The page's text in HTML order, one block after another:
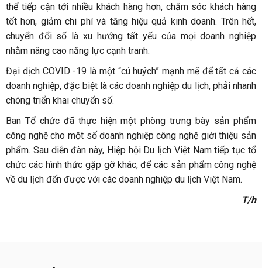
thể tiếp cận tới nhiều khách hàng hơn, chăm sóc khách hàng
tốt hơn, giảm chi phí và tăng hiệu quả kinh doanh. Trên hết,
chuyển đổi số là xu hướng tất yếu của mọi doanh nghiệp
nhằm nâng cao năng lực cạnh tranh.
Đại dịch COVID -19 là một “cú huých” mạnh mẽ để tất cả các
doanh nghiệp, đặc biệt là các doanh nghiệp du lịch, phải nhanh
chóng triển khai chuyển số.
Ban Tổ chức đã thực hiện một phòng trưng bày sản phẩm
công nghệ cho một số doanh nghiệp công nghệ giới thiệu sản
phẩm. Sau diễn đàn này, Hiệp hội Du lịch Việt Nam tiếp tục tổ
chức các hình thức gặp gỡ khác, để các sản phẩm công nghệ
về du lịch đến được với các doanh nghiệp du lịch Việt Nam.
T/h